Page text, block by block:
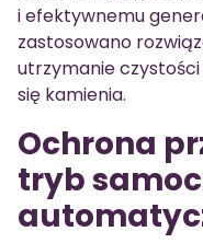
i efektywnemu
zastosowano
utrzymanie
się kamienia.
Ochrona
tryb